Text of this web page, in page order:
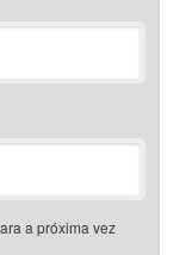
a próxima vez